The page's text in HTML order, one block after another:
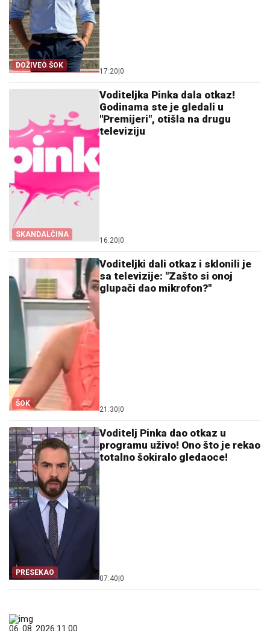
DOŽIVEO ŠOK
17:20|0
SKANDALČINA
Voditeljka Pinka dala otkaz!
Godinama ste je gledali u
"Premijeri", otišla na drugu
televiziju
16:20|0
ŠOK
Voditeljki dali otkaz i sklonili je
sa televizije: "Zašto si onoj
glupači dao mikrofon?"
21:30|0
PRESEKAO
Voditelj Pinka dao otkaz u
programu uživo! Ono što je rekao
totalno šokiralo gledaoce!
07:40|0
06. 08. 2026 11:00